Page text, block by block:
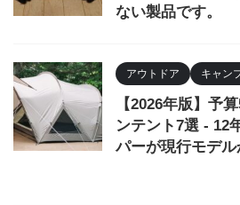
ない製品です。
アウトドア キャン
【2026年版】予
ンテント7選 - 12
パーが現行モデ